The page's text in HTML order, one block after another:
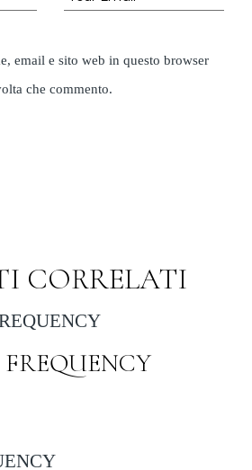
email e sito web in questo browser
che commento.
CORRELATI